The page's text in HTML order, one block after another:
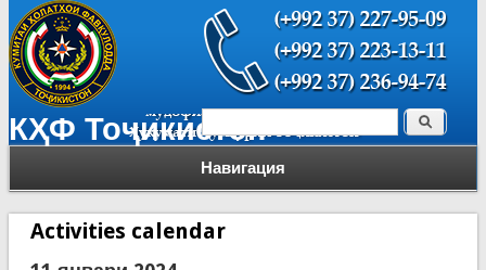
КҲФ Тоҷикистон
Навигация
Форма поиска Поиск
Activities calendar